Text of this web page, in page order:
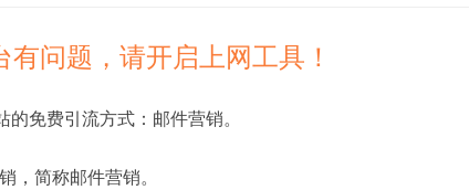
问题，请开启上网工具！
免费引流方式：邮件营销。
，简称邮件营销。